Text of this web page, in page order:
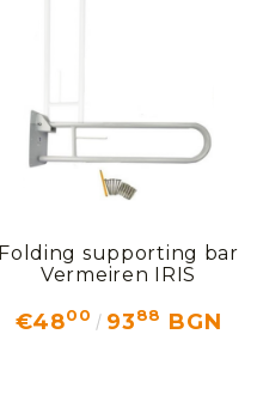
Folding supporting bar
Vermeiren IRIS
€4800 9388 BGN